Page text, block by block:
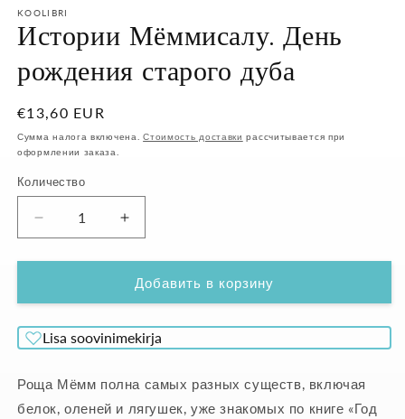
KOOLIBRI
Истории Мёммисалу. День
рождения старого дуба
Обычная
цена
€13,60 EUR
Сумма налога включена.Стоимость доставки рассчитывается при
оформлении заказа.
Количество
Уменьшить
количество
Истории
День
старого
Увеличить
количество
Истории
Мёммисалу.
День
старого
Добавить в корзину
Lisa soovinimekirja
Роща Мёмм полна самых разных существ, включая
белок, оленей и лягушек, уже знакомых по книге «Год